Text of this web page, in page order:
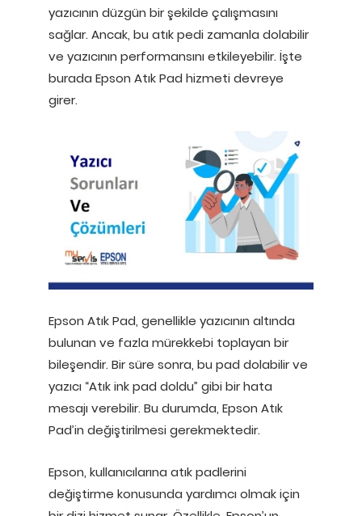
yazıcının düzgün bir şekilde çalışmasını
sağlar. Ancak, bu atık pedi zamanla dolabilir
ve yazıcının performansını etkileyebilir. İşte
burada Epson Atık Pad hizmeti devreye
girer.
Epson Atık Pad, genellikle yazıcının altında
bulunan ve fazla mürekkebi toplayan bir
bileşendir. Bir süre sonra, bu pad dolabilir ve
yazıcı “Atık ink pad doldu” gibi bir hata
mesajı verebilir. Bu durumda, Epson Atık
Pad’in değiştirilmesi gerekmektedir.
Epson, kullanıcılarına atık padlerini
değiştirme konusunda yardımcı olmak için